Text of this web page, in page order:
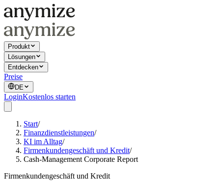
Produkt
Lösungen
Entdecken
Preise
DE
LoginKostenlos starten
Start/
Finanzdienstleistungen/
KI im Alltag/
Firmenkundengeschäft und Kredit/
Cash-Management Corporate Report
Firmenkundengeschäft und Kredit